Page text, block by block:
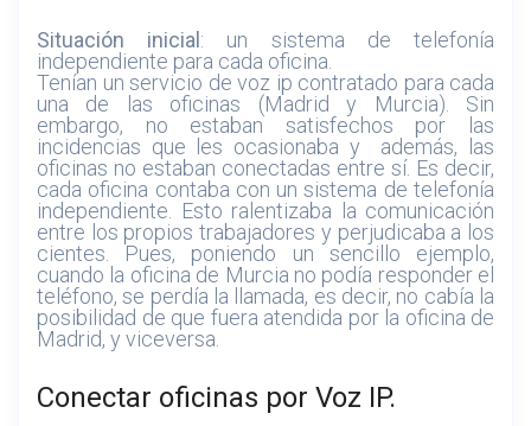
Situación inicial : un sistema de telefonía
independiente para cada oficina.
Tenían un servicio de voz ip contratado para cada
una de las oficinas (Madrid y Murcia). Sin
embargo, no estaban satisfechos por las
incidencias que les ocasionaba y además, las
oficinas no estaban conectadas entre sí. Es decir,
cada oficina contaba con un sistema de telefonía
independiente. Esto ralentizaba la comunicación
entre los propios trabajadores y perjudicaba a los
cientes. Pues, poniendo un sencillo ejemplo,
cuando la oficina de Murcia no podía responder el
teléfono, se perdía la llamada, es decir, no cabía la
posibilidad de que fuera atendida por la oficina de
Madrid, y viceversa.
Conectar oficinas por Voz IP.